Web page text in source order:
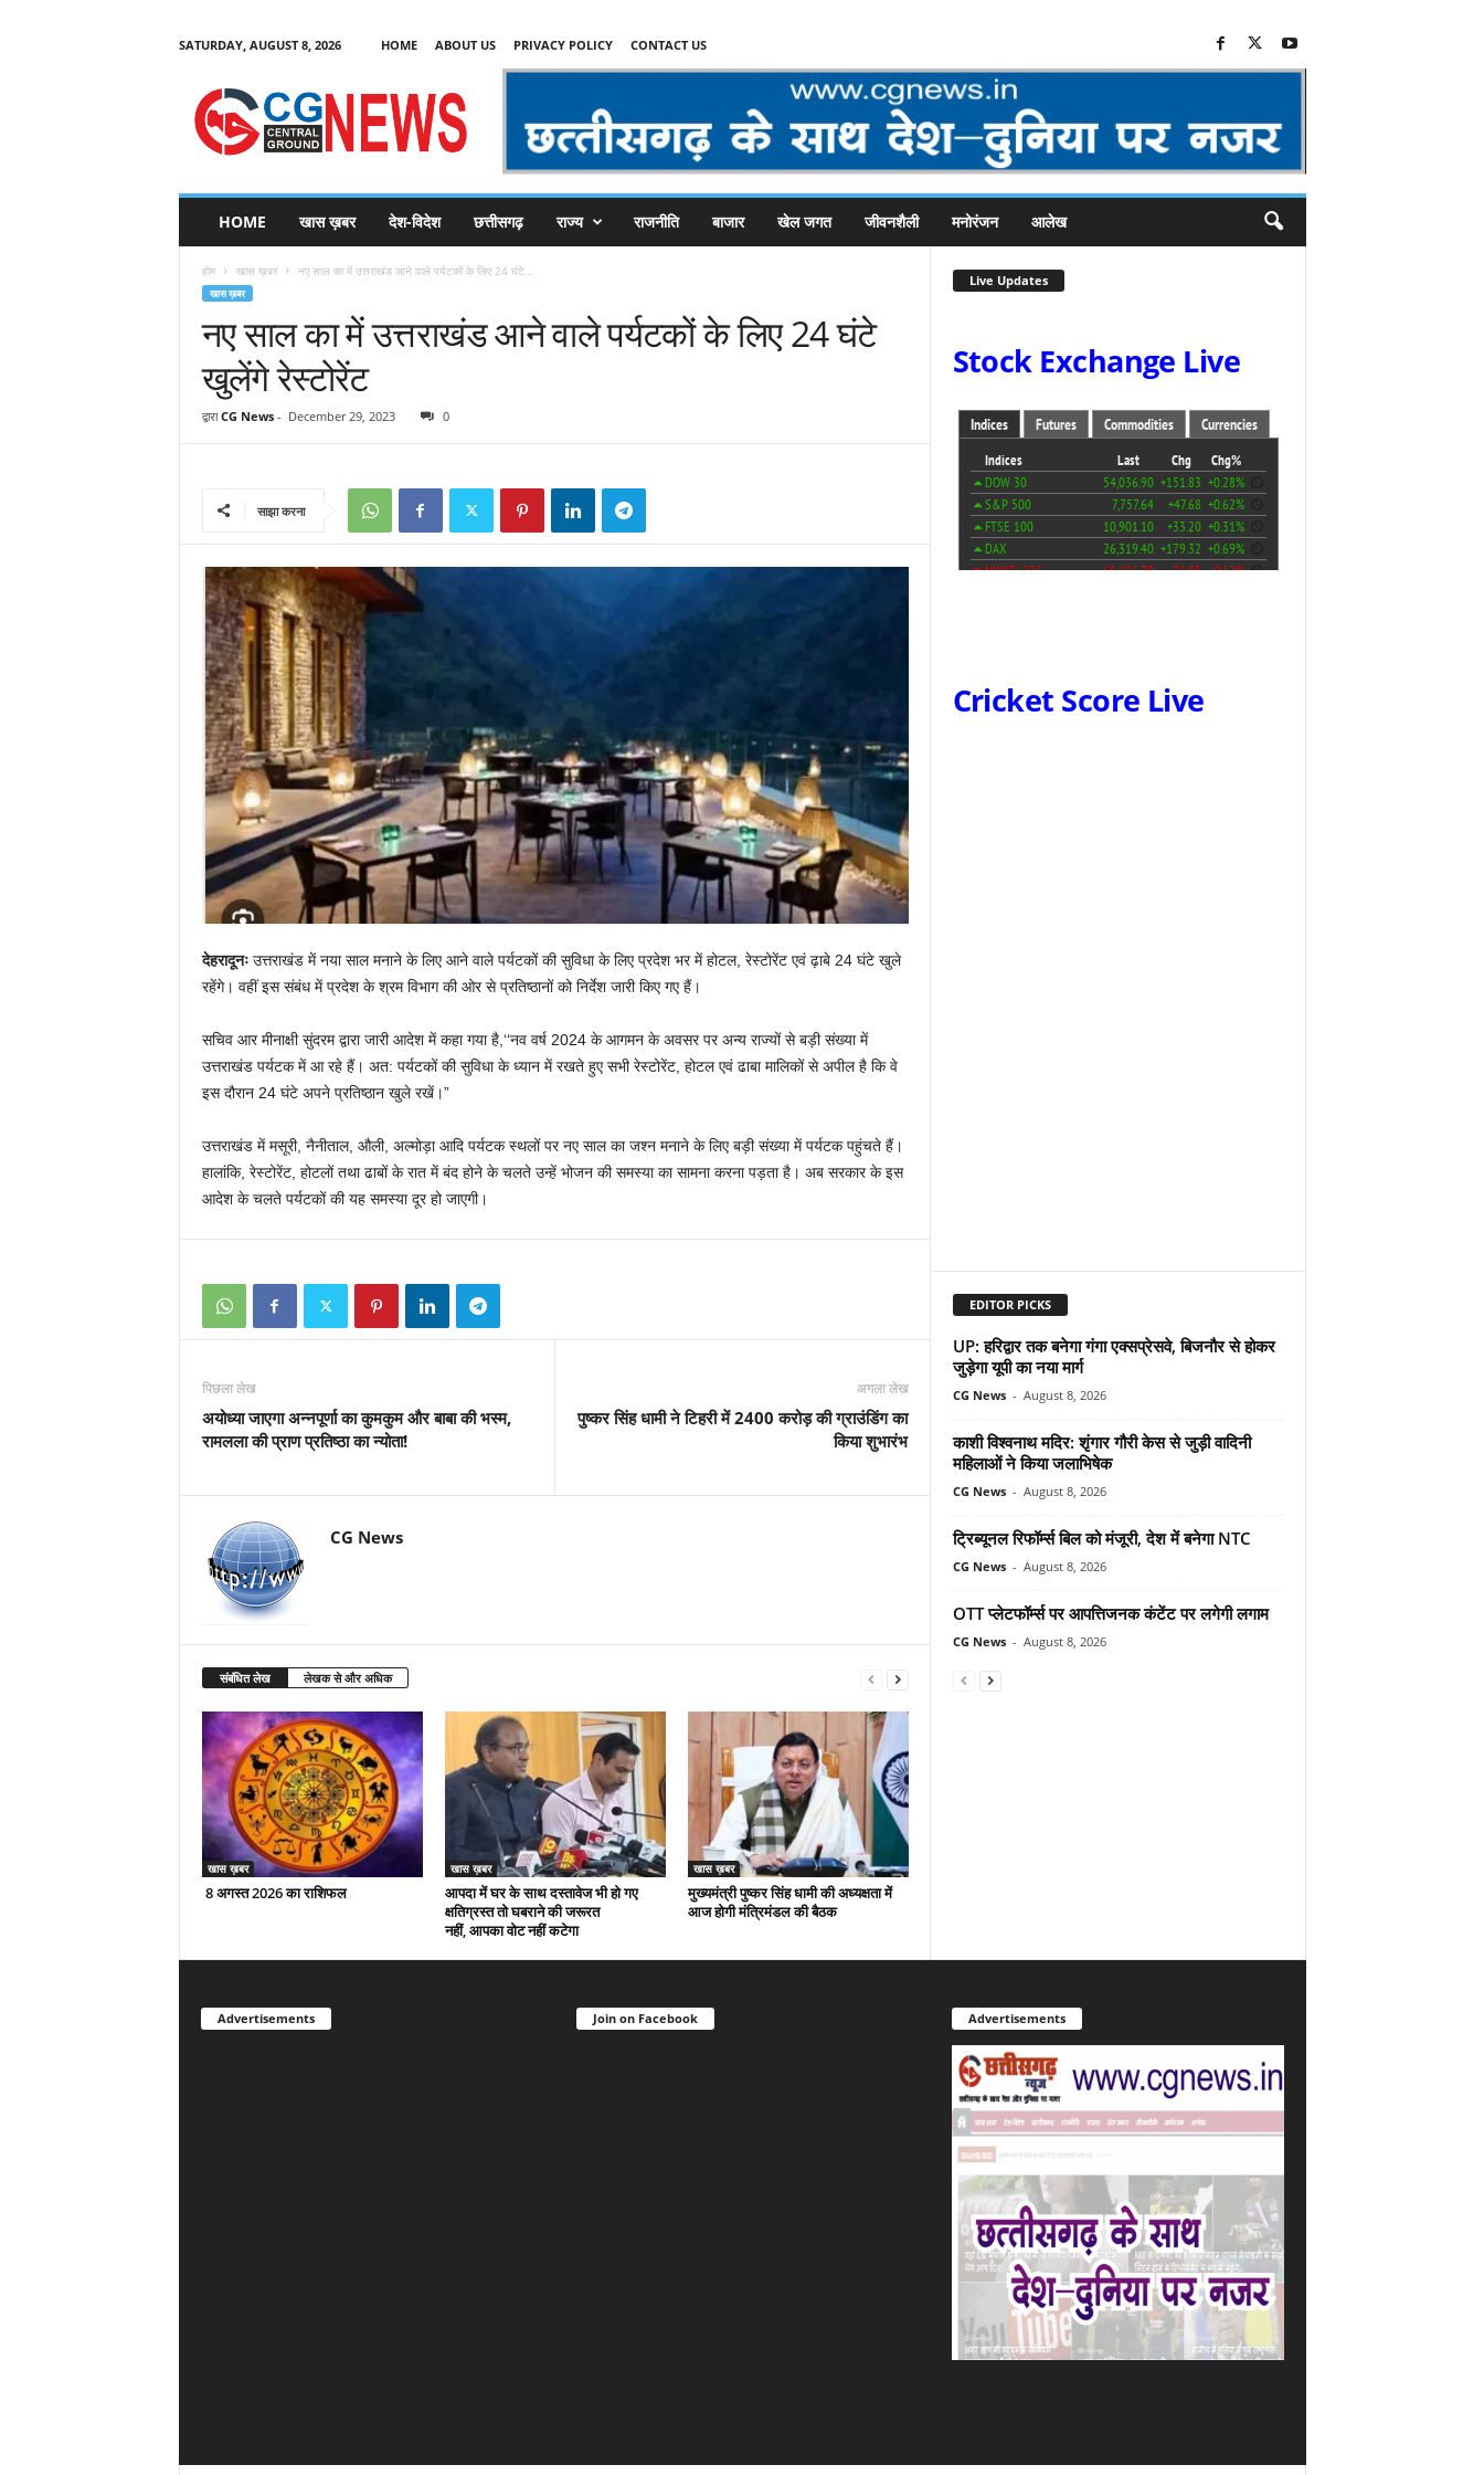
SATURDAY, AUGUST 8, 2026 HOME ABOUT US PRIVACY POLICY CONTACT US
C
HOME खास ख़बर देश-विदेश छत्तीसगढ़ राज्य राजनीति बाजार खेल जगत जीवनशैली मनोरंजन आलेख
होम खास ख़बर नए साल का में उत्तराखंड आने वाले पर्यटकों के लिए 24 घंटे...
खास ख़बर
नए साल का में उत्तराखंड आने वाले पर्यटकों के लिए 24 घंटे
खुलेंगे रेस्टोरेंट
द्वारा CG News- December 29, 2023 0
साझा करना
देहरादूनः उत्तराखंड में नया साल मनाने के लिए आने वाले पर्यटकों की सुविधा के लिए प्रदेश भर में होटल, रेस्टोरेंट एवं ढ़ाबे 24 घंटे खुले
रहेंगे। वहीं इस संबंध में प्रदेश के श्रम विभाग की ओर से प्रतिष्ठानों को निर्देश जारी किए गए हैं।
सचिव आर मीनाक्षी सुंदरम द्वारा जारी आदेश में कहा गया है,‘‘नव वर्ष 2024 के आगमन के अवसर पर अन्य राज्यों से बड़ी संख्या में
उत्तराखंड पर्यटक में आ रहे हैं। अत: पर्यटकों की सुविधा के ध्यान में रखते हुए सभी रेस्टोरेंट, होटल एवं ढाबा मालिकों से अपील है कि वे
इस दौरान 24 घंटे अपने प्रतिष्ठान खुले रखें।”
उत्तराखंड में मसूरी, नैनीताल, औली, अल्मोड़ा आदि पर्यटक स्थलों पर नए साल का जश्न मनाने के लिए बड़ी संख्या में पर्यटक पहुंचते हैं।
हालांकि, रेस्टोरेंट, होटलों तथा ढाबों के रात में बंद होने के चलते उन्हें भोजन की समस्या का सामना करना पड़ता है। अब सरकार के इस
आदेश के चलते पर्यटकों की यह समस्या दूर हो जाएगी।
पिछला लेख
अयोध्या जाएगा अन्नपूर्णा का कुमकुम और बाबा की भस्म,
रामलला की प्राण प्रतिष्ठा का न्योता!
अगला लेख
पुष्कर सिंह धामी ने टिहरी में 2400 करोड़ की ग्राउंडिंग का
किया शुभारंभ
CG News
संबंधित लेख लेखक से और अधिक
खास ख़बर
8 अगस्त 2026 का राशिफल
खास ख़बर
आपदा में घर के साथ दस्तावेज भी हो गए
क्षतिग्रस्त तो घबराने की जरूरत
नहीं, आपका वोट नहीं कटेगा
खास ख़बर
मुख्यमंत्री पुष्कर सिंह धामी की अध्यक्षता में
आज होगी मंत्रिमंडल की बैठक
Live Updates
Stock Exchange Live
Cricket Score Live
EDITOR PICKS
UP: हरिद्वार तक बनेगा गंगा एक्सप्रेसवे, बिजनौर से होकर
जुड़ेगा यूपी का नया मार्ग
CG News - August 8, 2026
काशी विश्वनाथ मदिर: शृंगार गौरी केस से जुड़ी वादिनी
महिलाओं ने किया जलाभिषेक
CG News - August 8, 2026
ट्रिब्यूनल रिफॉर्म्स बिल को मंजूरी, देश में बनेगा NTC
CG News - August 8, 2026
OTT प्लेटफॉर्म्स पर आपत्तिजनक कंटेंट पर लगेगी लगाम
CG News - August 8, 2026
Advertisements Join on Facebook Advertisements